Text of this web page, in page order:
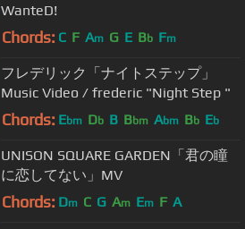
WanteD!
Chords: C F Am G E Bb Fm
フレデリック「ナイトステップ」
Music Video / frederic "Night Step "
Chords: Ebm Db B Bbm Abm Bb Eb
UNISON SQUARE GARDEN「君の瞳
に恋してない」MV
Chords: Dm C G Am Em F A